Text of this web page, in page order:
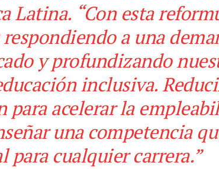
Latina. “Con esta
a una
y profundizando
inclusiva.
para acelerar la
una competencia
para cualquier carrera.”